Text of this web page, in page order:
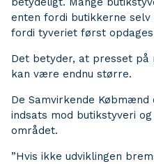
enten fordi butikkerne
fordi tyveriet først
Det betyder, at presset på
kan være endnu større.
De Samvirkende
indsats mod butikstyveri
området.
”Hvis ikke udviklingen